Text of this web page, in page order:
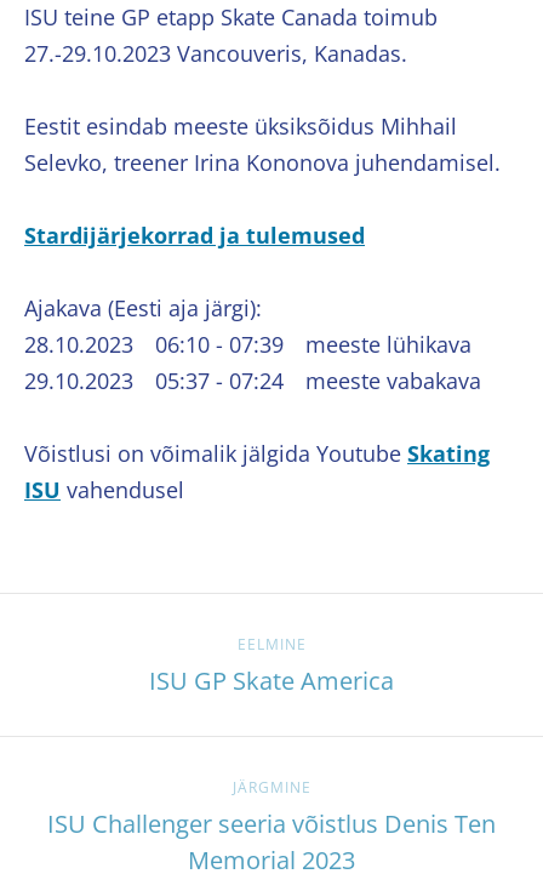
ISU teine GP etapp Skate Canada toimub
27.-29.10.2023 Vancouveris, Kanadas.
Eestit esindab meeste üksiksõidus Mihhail
Selevko, treener Irina Kononova juhendamisel.
Stardijärjekorrad ja tulemused
Ajakava (Eesti aja järgi):
28.10.2023 06:10 - 07:39 meeste lühikava
29.10.2023 05:37 - 07:24 meeste vabakava
Võistlusi on võimalik jälgida Youtube Skating
ISU vahendusel
EELMINE
ISU GP Skate America
JÄRGMINE
ISU Challenger seeria võistlus Denis Ten
Memorial 2023